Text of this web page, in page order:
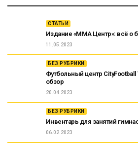
СТАТЬИ
Издание «ММА Центр»: всё о
11.05.2023
БЕЗ РУБРИКИ
Футбольный центр
обзор
20.04.2023
БЕЗ РУБРИКИ
Инвентарь для занятий
06.02.2023